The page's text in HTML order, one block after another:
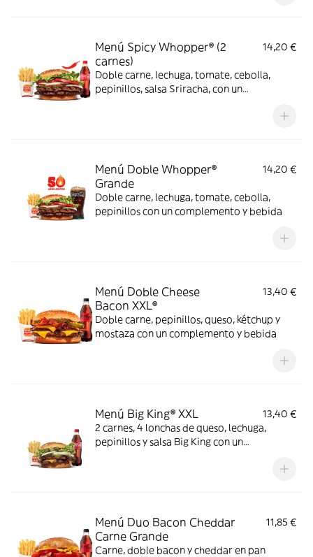
Menú Spicy Whopper® (2
carnes)
14,20 €
Doble carne, lechuga, tomate, cebolla,
pepinillos, salsa Sriracha, con un
Menú Doble Whopper®
Grande
14,20 €
Doble carne, lechuga, tomate, cebolla,
pepinillos con un complemento y bebida
Menú Doble Cheese
Bacon XXL®
13,40 €
Doble carne, pepinillos, queso, kétchup y
mostaza con un complemento y bebida
Menú Big King® XXL
13,40 €
2 carnes, 4 lonchas de queso, lechuga,
pepinillos y salsa Big King con un
Menú Duo Bacon Cheddar
Carne Grande
11,85 €
Carne, doble bacon y cheddar en pan